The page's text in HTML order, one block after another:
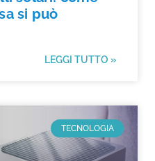
si può
LEGGI TUTTO »
TECNOLOGIA